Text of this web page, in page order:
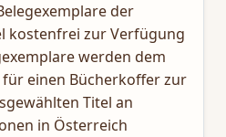
der
kostenfrei zur Verfügung
werden dem
für einen Bücherkoffer zur
Titel an
in Österreich